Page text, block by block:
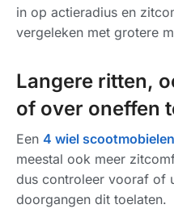
in op actieradius en
vergeleken met grotere
Langere ritten,
of over oneffen
Een 4 wiel scootmobielen
meestal ook meer
dus controleer vooraf of
doorgangen dit toelaten.